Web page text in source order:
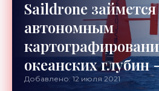
Saildrone займется
автономным
океанских глубин
Добавлено: 12 июля 2021